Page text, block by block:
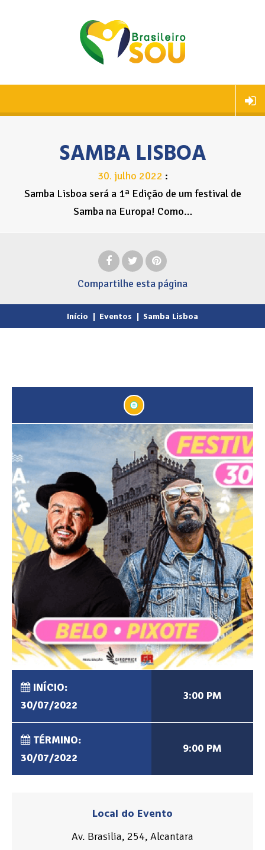
SAMBA LISBOA
30. julho 2022
Samba Lisboa será a 1ª Edição de um festival de
Samba na Europa! Como…
Compartilhe esta página
Início | Eventos | Samba Lisboa
INÍCIO:
30/07/2022
3:00 PM
TÉRMINO:
30/07/2022
9:00 PM
Local do Evento
Av. Brasilia, 254, Alcantara